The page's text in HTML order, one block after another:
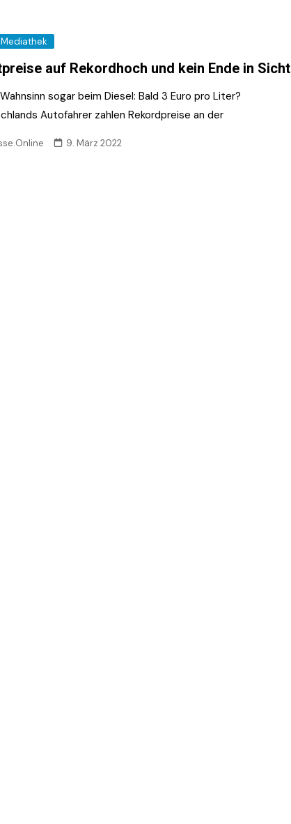
Mediathek
auf Rekordhoch und kein Ende in Sicht
sogar beim Diesel: Bald 3 Euro pro Liter?
Autofahrer zahlen Rekordpreise an der
9. März 2022